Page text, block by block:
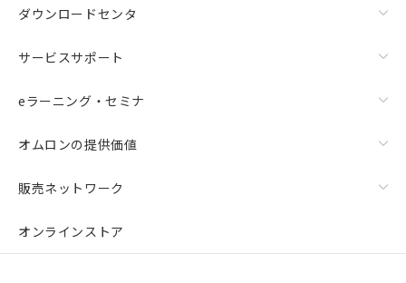
ダウンロードセンタ
サービスサポート
eラーニング・セミナ
オムロンの提供価値
販売ネットワーク
オンラインストア